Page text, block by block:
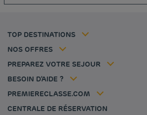
TOP DESTINATIONS
Hôtel pas cher Toulouse
NOS OFFRES
Solutions pro
PREPAREZ VOTRE SEJOUR
Ma réservation
Hôtels et inspirations
BESOIN D'AIDE ?
PREMIERECLASSE.COM
Politiques de taxes
Espace carrière
CENTRALE DE RÉSERVATION